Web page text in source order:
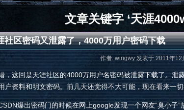
文章关键字 ‘天涯
社区密码又泄露了，4000万用户密码下载
作者: wingwy 发表于:2011年
，这回是天涯社区的4000万用户名密码被泄露下载了。泄
户资料和明文密码。前几天还觉得不大可能，现在看来一切
爆出密码门的时候在网上google发现一个网友“臭小子”